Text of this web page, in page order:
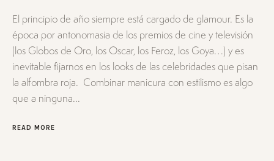
El principio de año siempre está cargado de glamour. Es la
época por antonomasia de los premios de cine y televisión
(los Globos de Oro, los Oscar, los Feroz, los Goya…) y es
inevitable fijarnos en los looks de las celebridades que pisan
la alfombra roja. Combinar manicura con estilismo es algo
que a ninguna...
READ MORE